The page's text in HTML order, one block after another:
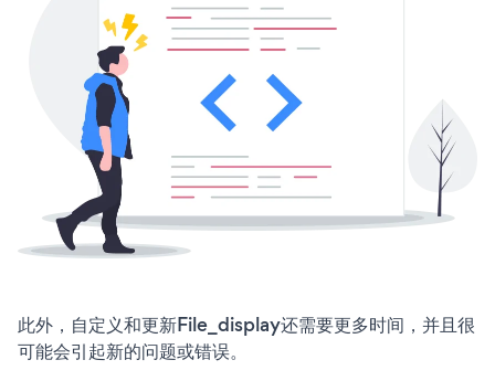
此外，自定义和更新File_display还需要更多时间，并且很
可能会引起新的问题或错误。